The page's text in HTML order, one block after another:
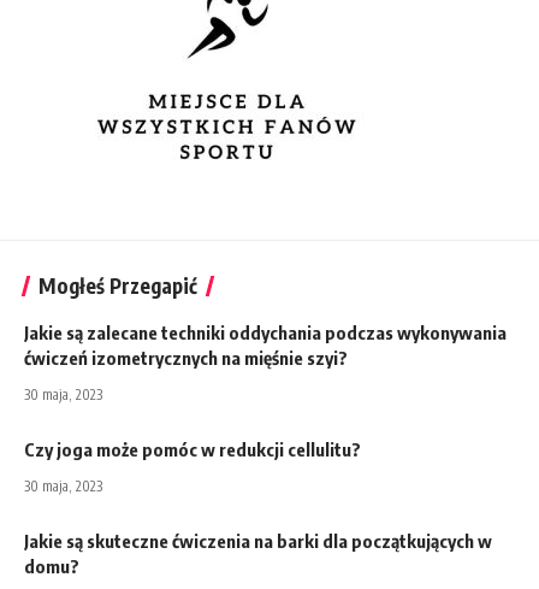
Mogłeś Przegapić
Jakie są zalecane techniki oddychania podczas wykonywania
ćwiczeń izometrycznych na mięśnie szyi?
30 maja, 2023
Czy joga może pomóc w redukcji cellulitu?
30 maja, 2023
Jakie są skuteczne ćwiczenia na barki dla początkujących w
domu?